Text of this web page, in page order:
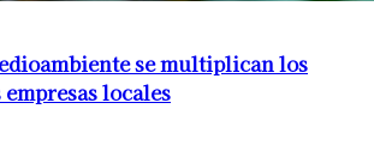
se multiplican los
locales